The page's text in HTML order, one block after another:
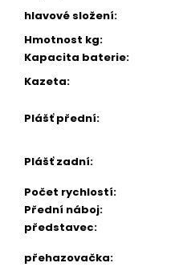
hlavové složení:
Hmotnost kg:
Kapacita baterie:
Kazeta:
Plášť přední:
Plášť zadní:
Počet rychlostí:
Přední náboj:
představec:
přehazovačka: